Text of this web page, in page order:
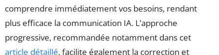
comprendre immédiatement vos besoins, rendant
plus efficace la communication IA. L’approche
progressive, recommandée notamment dans cet
article détaillé, facilite également la correction et